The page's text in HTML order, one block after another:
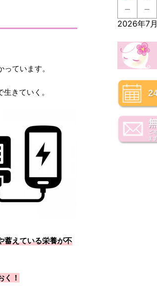
ています。
きていく。
蓄えている栄養が不
！
－ －
2026年7月